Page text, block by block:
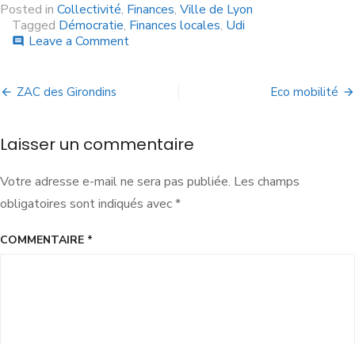
Posted in Collectivité, Finances, Ville de Lyon
Tagged Démocratie, Finances locales, Udi
comment Leave a Comment
ZAC des Girondins Eco mobilité
Laisser un commentaire
Votre adresse e-mail ne sera pas publiée. Les champs
obligatoires sont indiqués avec*
COMMENTAIRE *